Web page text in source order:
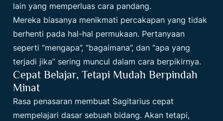
lain yang memperluas cara pandang.
Mereka biasanya menikmati percakapan yang tidak
berhenti pada hal-hal permukaan. Pertanyaan
seperti “mengapa”, “bagaimana”, dan “apa yang
terjadi jika” sering muncul dalam cara berpikirnya.
Cepat Belajar, Tetapi Mudah Berpindah
Minat
Rasa penasaran membuat Sagitarius cepat
mempelajari dasar sebuah bidang. Akan tetapi,